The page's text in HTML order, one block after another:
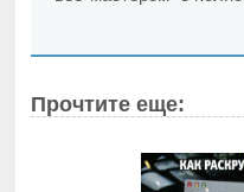
Прочтите еще: